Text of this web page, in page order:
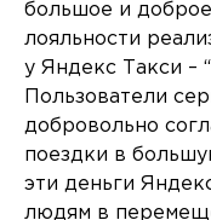
большое и
лояльности
у Яндекс Такси –
Пользователи
добровольно
поездки в
эти деньги
людям в